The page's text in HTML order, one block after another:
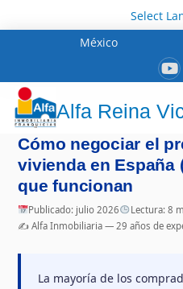
Select
México
Alfa Reina
Cómo negociar el
vivienda en España
que funcionan
Publicado: julio 2026
Lectura: 8
✍️ Alfa Inmobiliaria — 29 años de
La mayoría de los